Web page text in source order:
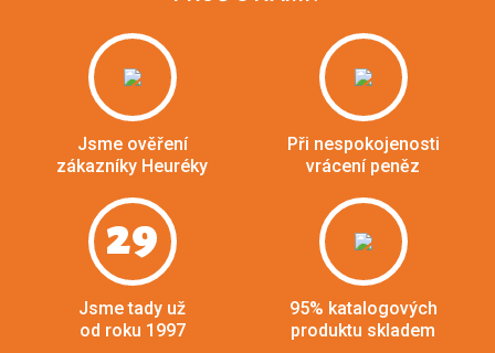
Jsme ověření
zákazníky Heuréky
Při nespokojenosti
vrácení peněz
29
Jsme tady už
od roku 1997
95% katalogových
produktu skladem